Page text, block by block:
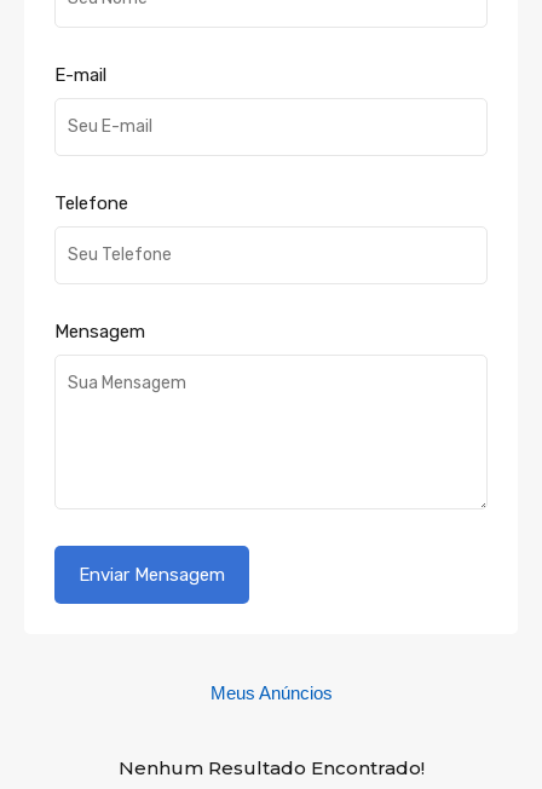
E-mail
Telefone
Mensagem
Meus Anúncios
Nenhum Resultado Encontrado!